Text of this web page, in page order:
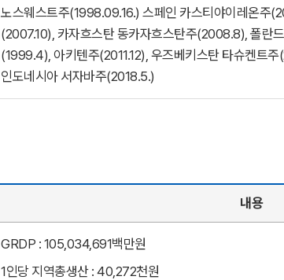
노스웨스트주(1998.09.16.) 스페인 카스티야이레온주
(2007.10), 카자흐스탄 동카자흐스탄주(2008.8), 폴란
(1999.4), 아키텐주(2011.12), 우즈베키스탄 타슈켄트
인도네시아 서자바주(2018.5.)
내용
GRDP : 105,034,691백만원
1인당 지역총생산 : 40,272천원